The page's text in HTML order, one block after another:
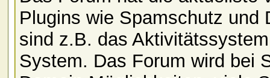
Plugins wie Spamschutz und
sind z.B. das
System. Das Forum wird bei